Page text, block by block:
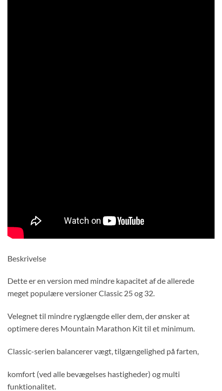
Beskrivelse
Dette er en version med mindre kapacitet af de allerede
meget populære versioner Classic 25 og 32.
Velegnet til mindre ryglængde eller dem, der ønsker at
optimere deres Mountain Marathon Kit til et minimum.
Classic-serien balancerer vægt, tilgængelighed på farten,
komfort (ved alle bevægelses hastigheder) og multi
funktionalitet.